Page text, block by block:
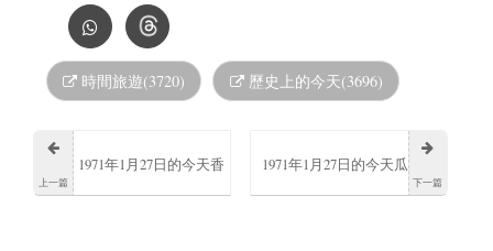
時間旅遊(3720) 歷史上的今天(3696)
上一篇
1971年1月27日的今天香
下一篇
1971年1月27日的今天瓜